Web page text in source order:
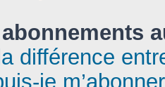
différence
je